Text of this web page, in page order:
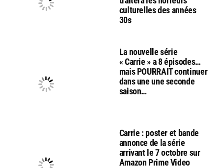
culturelles des années
30s
La nouvelle série
« Carrie » a 8 épisodes…
mais POURRAIT continuer
dans une une seconde
saison…
Carrie : poster et bande
annonce de la série
arrivant le 7 octobre sur
Amazon Prime Video